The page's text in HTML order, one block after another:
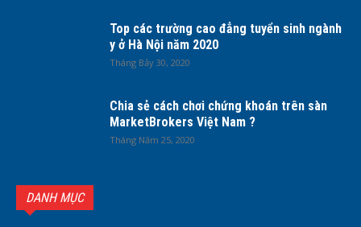
Top các trường cao đẳng tuyển sinh ngành
y ở Hà Nội năm 2020
Tháng Bảy 30, 2020
Chia sẻ cách chơi chứng khoán trên sàn
MarketBrokers Việt Nam ?
Tháng Năm 25, 2020
DANH MỤC